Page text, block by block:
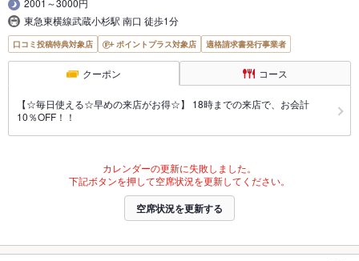
2001～3000円
東急東横線武蔵小杉駅 南口 徒歩1分
口コミ投稿特典対象店 ポイントプラス対象店 適格請求書発行事業者
クーポン コース
【☆毎日使える☆早めの来店がお得☆】 18時までの来店で、お会計
10％OFF！！
カレンダーの更新に失敗しました。
下記ボタンを押して空席状況を更新してください。
空席状況を更新する